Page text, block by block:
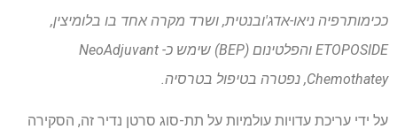
ככימותרפיה ניאו-אדג'ובנטית, ושרד מקרה אחד בו בלומיצין,
ETOPOSIDE והפלטינום (BEP) שימש כ- NeoAdjuvant
Chemothatey, נפטרה בטיפול בטרסיה.
על ידי עריכת עדויות עולמיות על תת-סוג סרטן נדיר זה, הסקירה